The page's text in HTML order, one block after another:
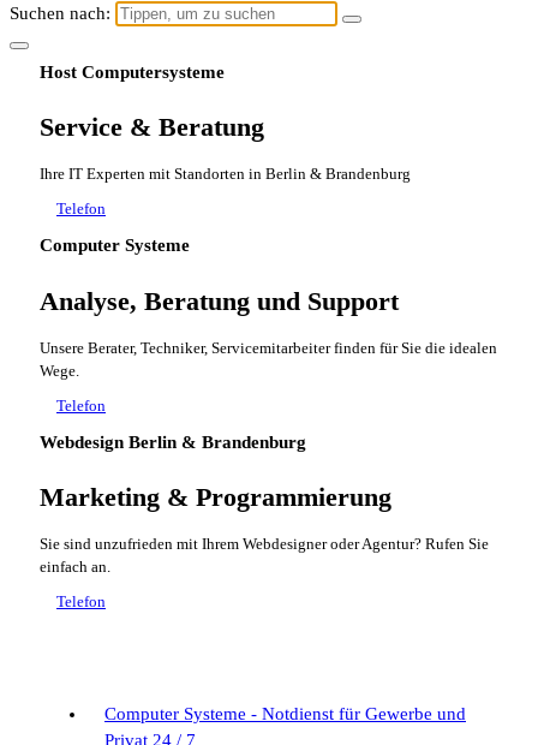
Suchen nach:
Host Computersysteme
Service & Beratung
Ihre IT Experten mit Standorten in Berlin & Brandenburg
Telefon
Computer Systeme
Analyse, Beratung und Support
Unsere Berater, Techniker, Servicemitarbeiter finden für Sie die idealen
Wege.
Telefon
Webdesign Berlin & Brandenburg
Marketing & Programmierung
Sie sind unzufrieden mit Ihrem Webdesigner oder Agentur? Rufen Sie
einfach an.
Telefon
Computer Systeme - Notdienst für Gewerbe und
Privat 24 / 7